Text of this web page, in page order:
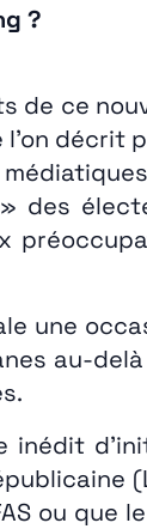
?
de ce
une
au-
inédit
ou